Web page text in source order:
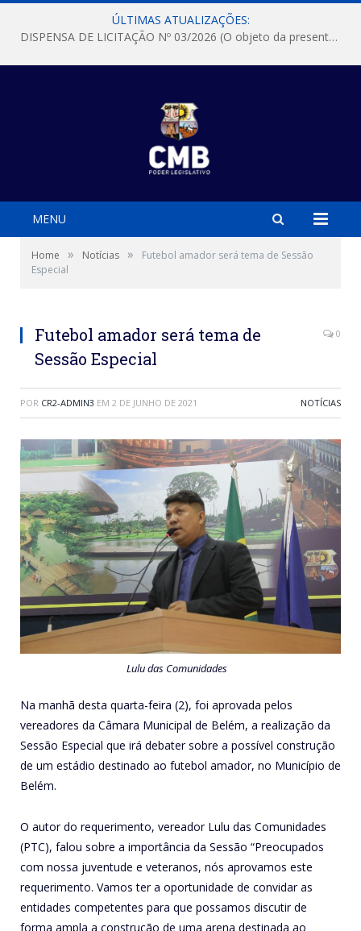
ÚLTIMAS ATUALIZAÇÕES:
DISPENSA DE LICITAÇÃO Nº 03/2026 (O objeto da presente dispensa é a escolha da proposta mais vantajosa para a aquisição, de aparelhos de ar condicionado, tipo Split, com material de instalação e fogão industrial, conforme condições, quantidades e exigências estabelecidas no termo de referencia e neste aviso de contratação direta e seus anexos)
MENU
Home » Notícias »
Futebol amador será tema de Sessão
Especial
Futebol amador será tema de
Sessão Especial
0
POR CR2-ADMIN3 EM 2 DE JUNHO DE 2021 NOTÍCIAS
Lulu das Comunidades
Na manhã desta quarta-feira (2), foi aprovada pelos
vereadores da Câmara Municipal de Belém, a realização da
Sessão Especial que irá debater sobre a possível construção
de um estádio destinado ao futebol amador, no Município de
Belém.
O autor do requerimento, vereador Lulu das Comunidades
(PTC), falou sobre a importância da Sessão “Preocupados
com nossa juventude e veteranos, nós aprovamos este
requerimento. Vamos ter a oportunidade de convidar as
entidades competentes para que possamos discutir de
forma ampla a construção de uma arena destinada ao